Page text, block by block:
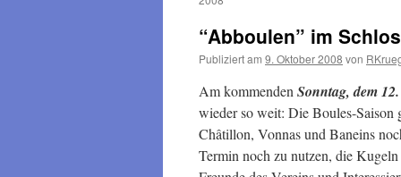
“Abboulen” im
Publiziert am 9. Oktober 2008 von
Am kommenden Sonntag, dem
wieder so weit: Die Boules-Saison
Châtillon, Vonnas und Baneins
Termin noch zu nutzen, die